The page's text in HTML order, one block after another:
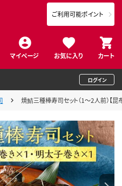
マイページ お気に入り カート
ご利用可能ポイント
ログイン
焼鯖三種棒寿司セット（1～2人前）【昆